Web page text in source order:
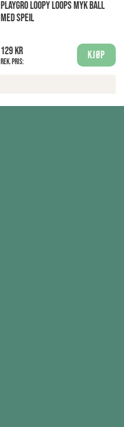
PLAYGRO LOOPY LOOPS MYK BALL
MED SPEIL
129 kr
Rek. pris:
Kjøp